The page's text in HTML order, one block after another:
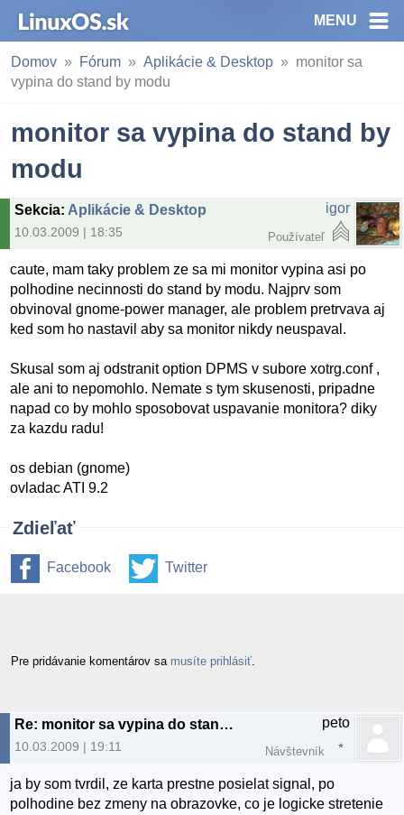
MENU
Domov Fórum Aplikácie & Desktop
monitor sa
vypina do stand by modu
monitor sa vypina do stand by
modu
Sekcia: Aplikácie & Desktop
10.03.2009 | 18:35
igor
Používateľ
caute, mam taky problem ze sa mi monitor vypina asi po
polhodine necinnosti do stand by modu. Najprv som
obvinoval gnome-power manager, ale problem pretrvava aj
ked som ho nastavil aby sa monitor nikdy neuspaval.
Skusal som aj odstranit option DPMS v subore xotrg.conf ,
ale ani to nepomohlo. Nemate s tym skusenosti, pripadne
napad co by mohlo sposobovat uspavanie monitora? diky
za kazdu radu!
os debian (gnome)
ovladac ATI 9.2
Zdieľať
Facebook Twitter
Pre pridávanie komentárov sa musíte prihlásiť
Re: monitor sa vypina do stand by modu
10.03.2009 | 19:11
peto
Návštevník
ja by som tvrdil, ze karta prestne posielat signal, po
polhodine bez zmeny na obrazovke, co je logicke stretenie